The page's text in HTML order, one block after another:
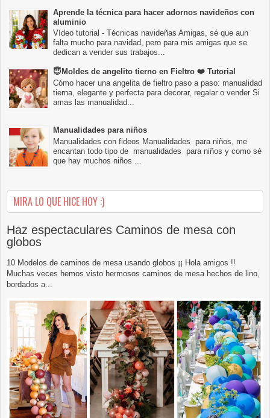
Aprende la técnica para hacer adornos navideños con
aluminio
Vídeo tutorial - Técnicas navideñas Amigas, sé que aun
falta mucho para navidad, pero para mis amigas que se
dedican a vender sus trabajos...
😇Moldes de angelito tierno en Fieltro ❤️ Tutorial
Cómo hacer una angelita de fieltro paso a paso: manualidad
tierna, elegante y perfecta para decorar, regalar o vender Si
amas las manualidad...
Manualidades para niños
Manualidades con fideos Manualidades para niños, me
encantan todo tipo de manualidades para niños y como sé
que hay muchos niños ...
MIRA LO QUE HICE HOY :)
Haz espectaculares Caminos de mesa con
globos
10 Modelos de caminos de mesa usando globos ¡¡ Hola amigos !!
Muchas veces hemos visto hermosos caminos de mesa hechos de lino,
bordados a...